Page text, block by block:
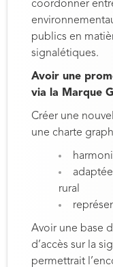
coordonner
publics en
signalétiques.
Avoir une
via la Marque
Créer une
une charte
rural
Avoir une base
d’accès sur la
permettrait